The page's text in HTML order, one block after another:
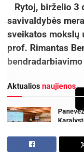
Rytoj, birželio 3
savivaldybės
sveikatos mokslų
prof. Rimantas
Aktualios naujienos
Vyksta